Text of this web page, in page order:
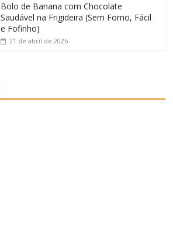
Bolo de Banana com Chocolate
Saudável na Frigideira (Sem Forno, Fácil
e Fofinho)
21 de abril de 2026